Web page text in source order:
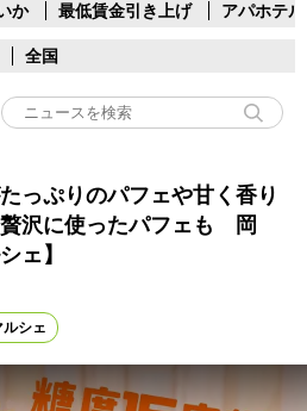
か 最低賃金引き上げ アパホテル
全国
っぷりのパフェや甘く香り
沢に使ったパフェも 岡
ェ】
シェ